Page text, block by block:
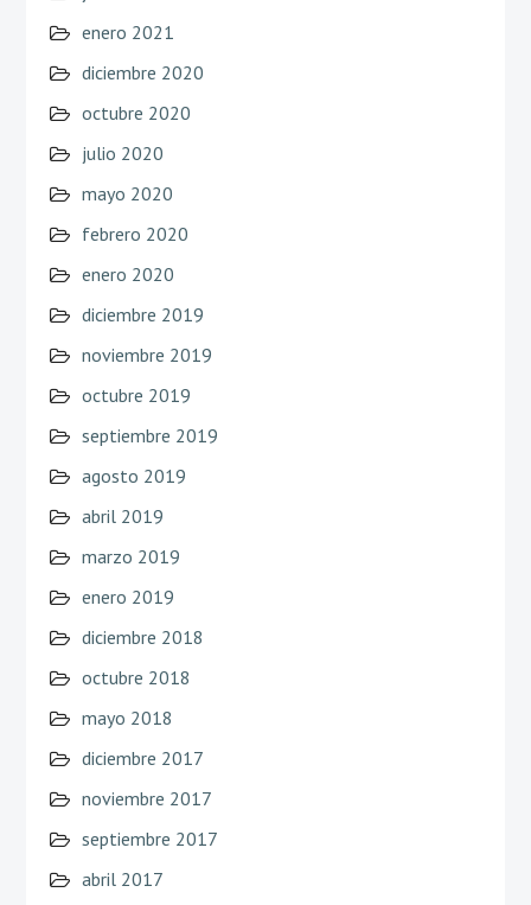
enero 2021
diciembre 2020
octubre 2020
julio 2020
mayo 2020
febrero 2020
enero 2020
diciembre 2019
noviembre 2019
octubre 2019
septiembre 2019
agosto 2019
abril 2019
marzo 2019
enero 2019
diciembre 2018
octubre 2018
mayo 2018
diciembre 2017
noviembre 2017
septiembre 2017
abril 2017